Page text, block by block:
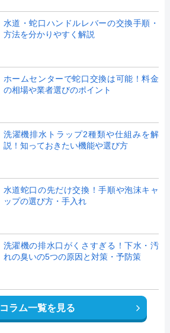
水道・蛇口ハンドルレバーの交換手順・
方法を分かりやすく解説
ホームセンターで蛇口交換は可能！料金
の相場や業者選びのポイント
洗濯機排水トラップ2種類や仕組みを解
説！知っておきたい機能や選び方
水道蛇口の先だけ交換！手順や泡沫キャ
ップの選び方・手入れ
洗濯機の排水口がくさすぎる！下水・汚
れの臭いの5つの原因と対策・予防策
コラム一覧を見る